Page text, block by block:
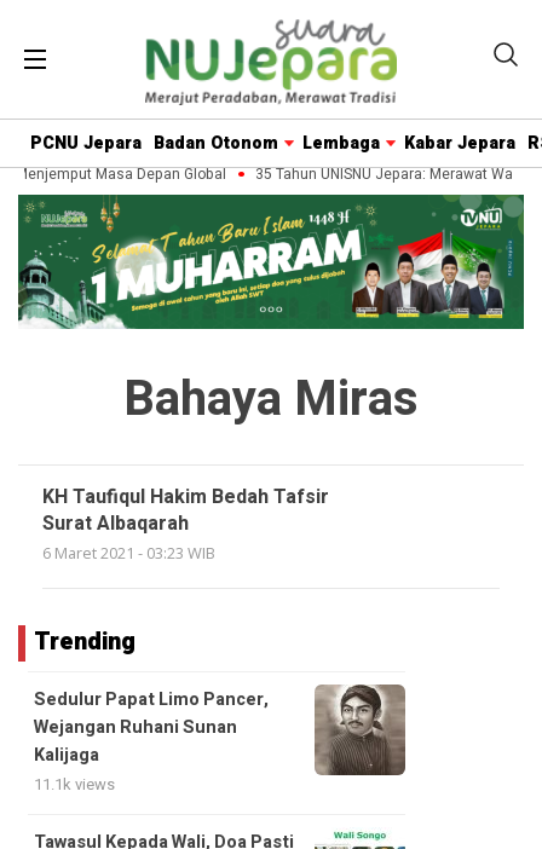
PCNU Jepara Badan Otonom Lembaga Kabar Jepara
Menjemput Masa Depan Global 35 Tahun UNISNU Jepara: Merawat
Bahaya Miras
KH Taufiqul Hakim Bedah Tafsir
Surat Albaqarah
6 Maret 2021 - 03:23 WIB
Trending
Sedulur Papat Limo Pancer,
Wejangan Ruhani Sunan
Kalijaga
11.1k views
Tawasul Kepada Wali, Doa Pasti